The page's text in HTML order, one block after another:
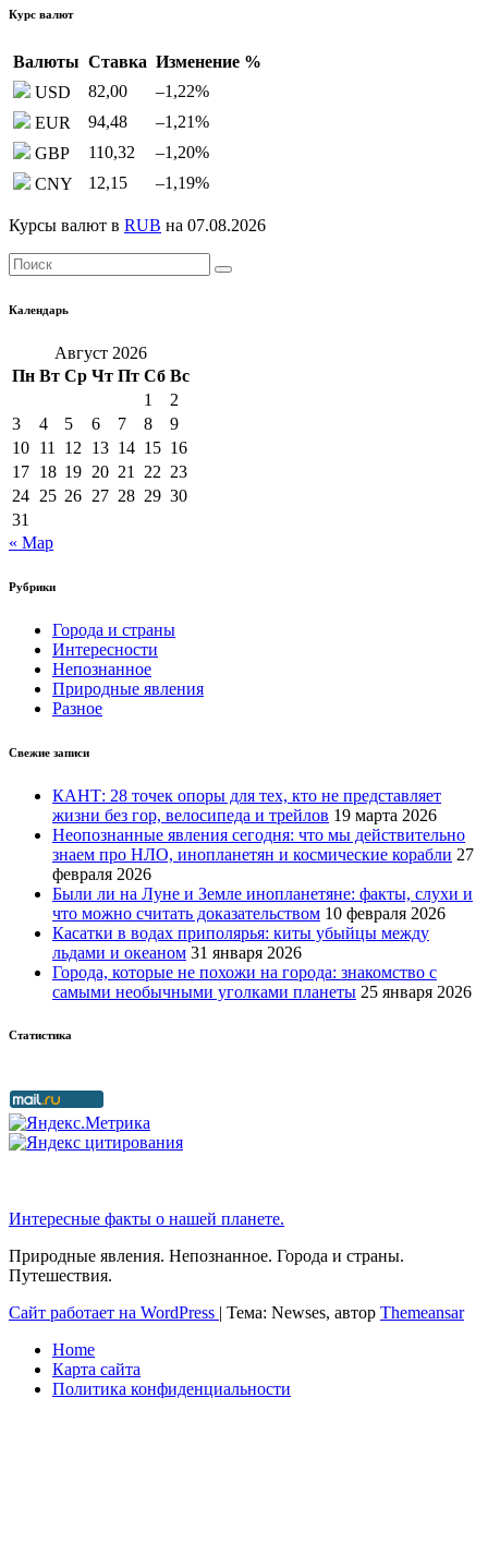
Курс валют
Валюты Ставка Изменение %
USD
82,00 –1,22%
EUR
94,48 –1,21%
GBP
110,32 –1,20%
CNY
12,15 –1,19%
Курсы валют в RUB на 07.08.2026
Календарь
Август 2026
Пн Вт Ср Чт Пт Сб Вс
1
2
3
4 5 6 7 8
9
10 11 12 13 14 15 16
17 18 19 20 21 22 23
24 25 26 27 28 29 30
31
« Мар
Рубрики
Города и страны
Интересности
Непознанное
Природные явления
Разное
Свежие записи
КАНТ: 28 точек опоры для тех, кто не представляет
жизни без гор, велосипеда и трейлов 19 марта 2026
Неопознанные явления сегодня: что мы действительно
знаем про НЛО, инопланетян и космические корабли 27
февраля 2026
Были ли на Луне и Земле инопланетяне: факты, слухи и
что можно считать доказательством 10 февраля 2026
Касатки в водах приполярья: киты убыйцы между
льдами и океаном 31 января 2026
Города, которые не похожи на города: знакомство с
самыми необычными уголками планеты 25 января 2026
Статистика
Интересные факты о нашей планете.
Природные явления. Непознанное. Города и страны.
Путешествия.
Сайт работает на WordPress
Тема: Newses, автор Themeansar
Home
Карта сайта
Политика конфиденциальности